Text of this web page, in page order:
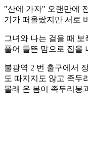
"산에 가자" 오랜만에
기가 떠올랐지만 서로
그녀와 나는 걸을 때
풀어 들뜬 맘으로 집을
불광역 2 번 출구에서
도 따지지도 않고 족두
몰래 온 봄이 족두리봉